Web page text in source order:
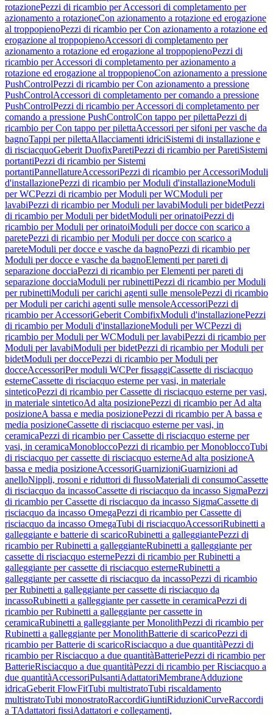
rotazionePezzi di ricambio per Accessori di completamento per
azionamento a rotazioneCon azionamento a rotazione ed erogazione
al troppopienoPezzi di ricambio per Con azionamento a rotazione ed
erogazione al troppopienoAccessori di completamento per
azionamento a rotazione ed erogazione al troppopienoPezzi di
ricambio per Accessori di completamento per azionamento a
rotazione ed erogazione al troppopienoCon azionamento a pressione
PushControlPezzi di ricambio per Con azionamento a pressione
PushControlAccessori di completamento per comando a pressione
PushControlPezzi di ricambio per Accessori di completamento per
comando a pressione PushControlCon tappo per pilettaPezzi di
ricambio per Con tappo per pilettaAccessori per sifoni per vasche da
bagnoTappi per pilettaAllacciamenti idriciSistemi di installazione e
di risciacquoGeberit DuofixParetiPezzi di ricambio per ParetiSistemi
portantiPezzi di ricambio per Sistemi
portantiPannellatureAccessoriPezzi di ricambio per AccessoriModuli
d'installazionePezzi di ricambio per Moduli d'installazioneModuli
per WCPezzi di ricambio per Moduli per WCModuli per
lavabiPezzi di ricambio per Moduli per lavabiModuli per bidetPezzi
di ricambio per Moduli per bidetModuli per orinatoiPezzi di
ricambio per Moduli per orinatoiModuli per docce con scarico a
paretePezzi di ricambio per Moduli per docce con scarico a
pareteModuli per docce e vasche da bagnoPezzi di ricambio per
Moduli per docce e vasche da bagnoElementi per pareti di
separazione docciaPezzi di ricambio per Elementi per pareti di
separazione docciaModuli per rubinettiPezzi di ricambio per Moduli
per rubinettiModuli per carichi agenti sulle mensolePezzi di ricambio
per Moduli per carichi agenti sulle mensoleAccessoriPezzi di
ricambio per AccessoriGeberit CombifixModuli d'installazionePezzi
di ricambio per Moduli d'installazioneModuli per WCPezzi di
ricambio per Moduli per WCModuli per lavabiPezzi di ricambio per
Moduli per lavabiModuli per bidetPezzi di ricambio per Moduli per
bidetModuli per doccePezzi di ricambio per Moduli per
docceAccessoriPer moduli WCPer fissaggiCassette di risciacquo
esterneCassette di risciacquo esterne per vasi, in materiale
sinteticoPezzi di ricambio per Cassette di risciacquo esterne per vasi,
in materiale sinteticoAd alta posizionePezzi di ricambio per Ad alta
posizioneA bassa e media posizionePezzi di ricambio per A bassa e
media posizioneCassette di risciacquo esterne per vasi, in
ceramicaPezzi di ricambio per Cassette di risciacquo esterne per
vasi, in ceramicaMonobloccoPezzi di ricambio per MonobloccoTubi
di risciacquo per cassette di risciacquo esterneAd alta posizioneA
bassa e media posizioneAccessoriGuarnizioniGuarnizioni ad
anelloNippli, rosoni e riduttori di flussoMateriali di consumoCassette
di risciacquo da incassoCassette di risciacquo da incasso SigmaPezzi
di ricambio per Cassette di risciacquo da incasso SigmaCassette di
risciacquo da incasso OmegaPezzi di ricambio per Cassette di
risciacquo da incasso OmegaTubi di risciacquoAccessoriRubinetti a
galleggiante e batterie di scaricoRubinetti a galleggiantePezzi di
ricambio per Rubinetti a galleggianteRubinetti a galleggiante per
cassette di risciacquo esternePezzi di ricambio per Rubinetti a
galleggiante per cassette di risciacquo esterneRubinetti a
galleggiante per cassette di risciacquo da incassoPezzi di ricambio
per Rubinetti a galleggiante per cassette di risciacquo da
incassoRubinetti a galleggiante per cassette in ceramicaPezzi di
ricambio per Rubinetti a galleggiante per cassette in
ceramicaRubinetti a galleggiante per MonolithPezzi di ricambio per
Rubinetti a galleggiante per MonolithBatterie di scaricoPezzi di
ricambio per Batterie di scaricoRisciacquo a due quantitàPezzi di
ricambio per Risciacquo a due quantitàBatteriePezzi di ricambio per
BatterieRisciacquo a due quantitàPezzi di ricambio per Risciacquo a
due quantitàAccessoriPulsantiAdattatoriMembraneAdduzione
idricaGeberit FlowFitTubi multistratoTubi riscaldamento
multistratoTubi monostratoRaccordiGiuntiRiduzioniCurveRaccordi
a TAdattatori fissiAdattatori e collegamenti,